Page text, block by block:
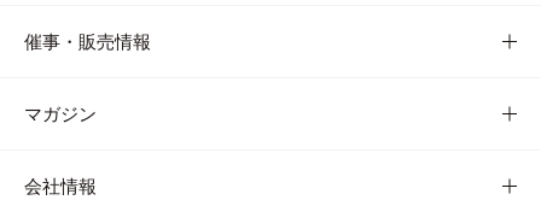
催事・販売情報
マガジン
会社情報